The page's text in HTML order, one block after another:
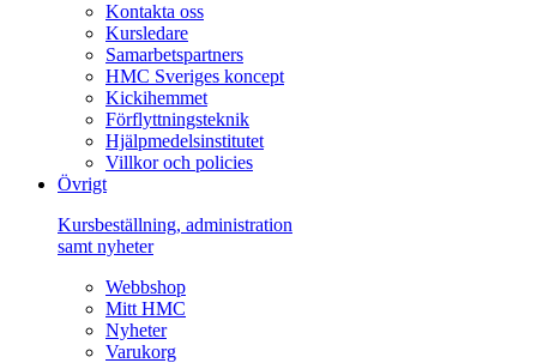
Kontakta oss
Kursledare
Samarbetspartners
HMC Sveriges koncept
Kickihemmet
Förflyttningsteknik
Hjälpmedelsinstitutet
Villkor och policies
Övrigt
Kursbeställning, administration
samt nyheter
Webbshop
Mitt HMC
Nyheter
Varukorg